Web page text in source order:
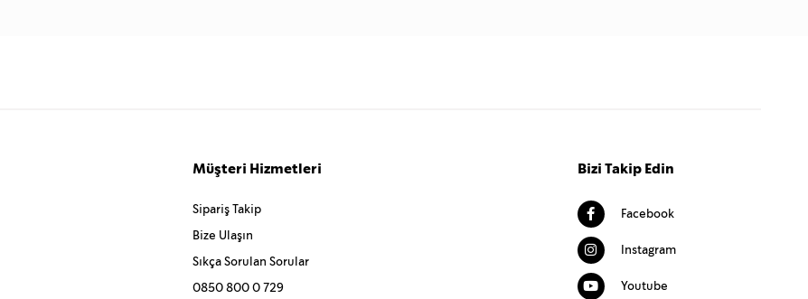
Müşteri Hizmetleri
Sipariş Takip
Bize Ulaşın
Sıkça Sorulan Sorular
0850 800 0 729
Bizi Takip Edin
Facebook
Instagram
Youtube